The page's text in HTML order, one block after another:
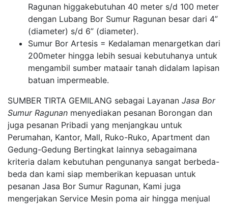
Ragunan higgakebutuhan 40 meter s/d 100 meter
dengan Lubang Bor Sumur Ragunan besar dari 4”
(diameter) s/d 6” (diameter).
Sumur Bor Artesis = Kedalaman menargetkan dari
200meter hingga lebih sesuai kebutuhanya untuk
mengambil sumber mataair tanah didalam lapisan
batuan impermeable.
SUMBER TIRTA GEMILANG sebagai Layanan Jasa Bor
Sumur Ragunan menyediakan pesanan Borongan dan
juga pesanan Pribadi yang menjangkau untuk
Perumahan, Kantor, Mall, Ruko-Ruko, Apartment dan
Gedung-Gedung Bertingkat lainnya sebagaimana
kriteria dalam kebutuhan pengunanya sangat berbeda-
beda dan kami siap memberikan kepuasan untuk
pesanan Jasa Bor Sumur Ragunan, Kami juga
mengerjakan Service Mesin poma air hingga menjual